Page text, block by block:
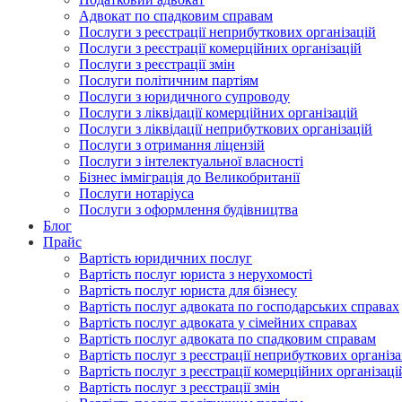
Адвокат по спадковим справам
Послуги з реєстрації неприбуткових організацій
Послуги з реєстрації комерційних організацій
Послуги з реєстрації змін
Послуги політичним партіям
Послуги з юридичного супроводу
Послуги з ліквідації комерційних організацій
Послуги з ліквідації неприбуткових організацій
Послуги з отримання ліцензій
Послуги з інтелектуальної власності
Бізнес імміграція до Великобританії
Послуги нотаріуса
Послуги з оформлення будівництва
Блог
Прайс
Вартість юридичних послуг
Вартість послуг юриста з нерухомості
Вартість послуг юриста для бізнесу
Вартість послуг адвоката по господарських справах
Вартість послуг адвоката у сімейних справах
Вартість послуг адвоката по спадковим справам
Вартість послуг з реєстрації неприбуткових
Вартість послуг з реєстрації комерційних
Вартість послуг з реєстрації змін